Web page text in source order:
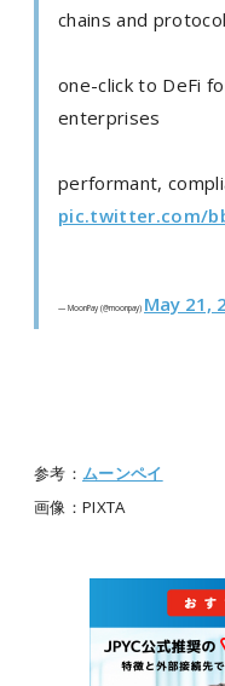
chains and
one-click to DeFi
enterprises
performant,
pic.twitter.com/
— MoonPay (@moonpay) May 21,
参考： ムーンペイ
画像：PIXTA